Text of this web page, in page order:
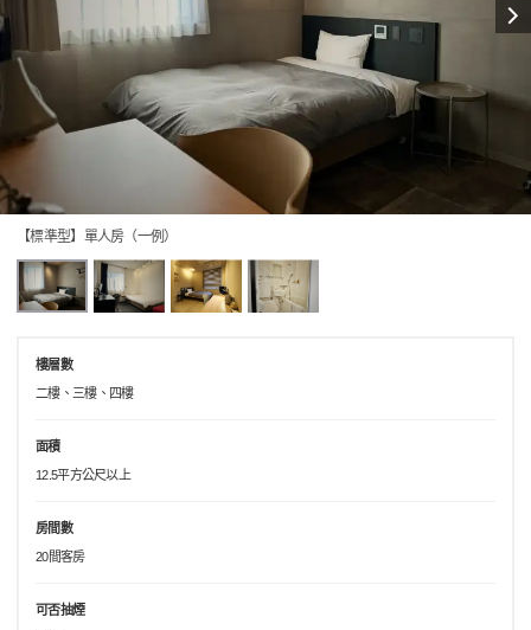
【標準型】單人房（一例）
樓層數
二樓、三樓、四樓
面積
12.5平方公尺以上
房間數
20間客房
可否抽煙